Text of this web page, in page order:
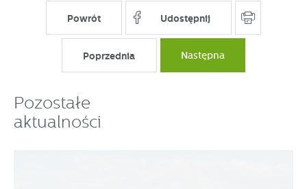
Powrót Udostępnij
Poprzednia Następna
Pozostałe
aktualności